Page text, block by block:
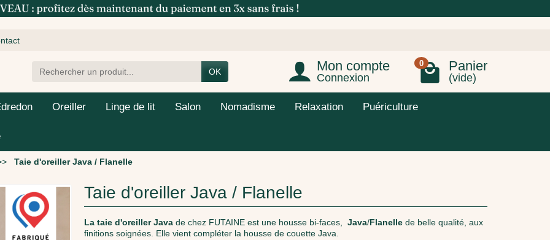
OK Mon compte
Connexion
0 Panier
(vide)
Oreiller Linge de lit Salon Nomadisme Relaxation Puériculture
Taie d'oreiller Java / Flanelle
Taie d'oreiller Java / Flanelle
La taie d'oreiller Java de chez FUTAINE est une housse bi-faces,Java/Flanelle de belle qualité, aux
finitions soignées. Elle vient compléter la housse de couette Java.